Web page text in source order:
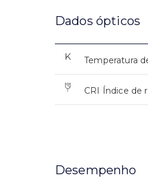
Dados ópticos
Temperatura
CRI Índice de
Desempenho